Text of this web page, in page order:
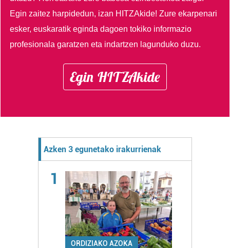
Egin zaitez harpidedun, izan HITZAkide!Zure ekarpenari
esker, euskaratik eginda dagoen tokiko informazio
profesionala garatzen eta indartzen lagunduko duzu.
Egin HITZAkide
Azken 3 egunetako irakurrienak
1
ORDIZIAKO AZOKA